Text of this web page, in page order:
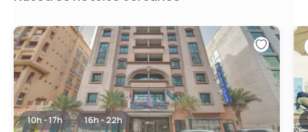
10h - 17h 16h - 22h